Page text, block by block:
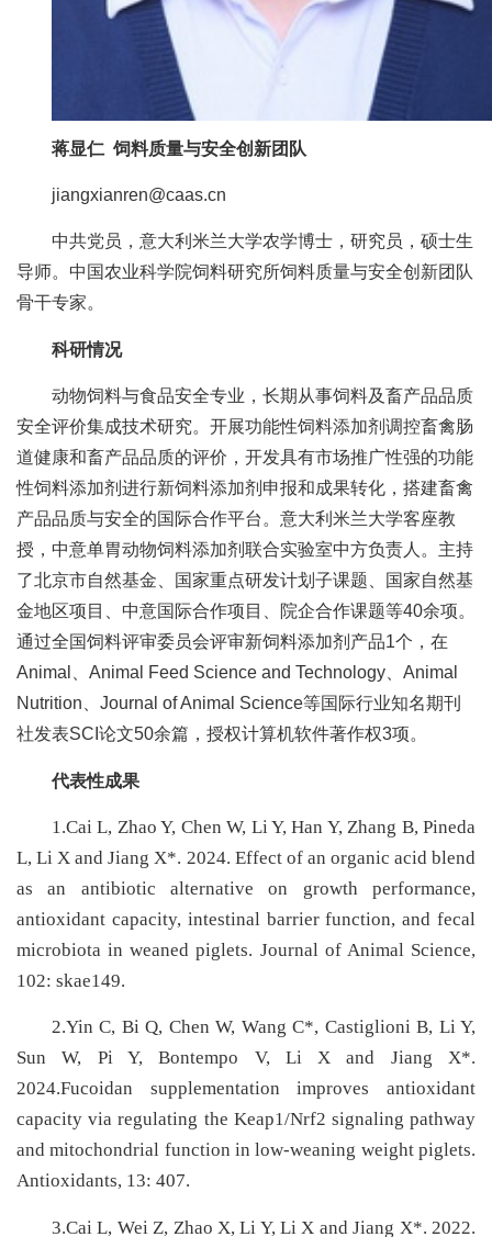
生
教
合
作
党
建
作
蒋显仁 饲料质量与安全创新团队
jiangxianren@caas.cn
中共党员，意大利米兰大学农学博士，研究员，硕士生
导师。中国农业科学院饲料研究所饲料质量与安全创新团队
骨干专家。
科研情况
动物饲料与食品安全专业，长期从事饲料及畜产品品质
安全评价集成技术研究。开展功能性饲料添加剂调控畜禽肠
道健康和畜产品品质的评价，开发具有市场推广性强的功能
性饲料添加剂进行新饲料添加剂申报和成果转化，搭建畜禽
产品品质与安全的国际合作平台。意大利米兰大学客座教
授，中意单胃动物饲料添加剂联合实验室中方负责人。主持
了北京市自然基金、国家重点研发计划子课题、国家自然基
金地区项目、中意国际合作项目、院企合作课题等40余项。
通过全国饲料评审委员会评审新饲料添加剂产品1个，在
Animal、Animal Feed Science and Technology、Animal
Nutrition、Journal of Animal Science等国际行业知名期刊
社发表SCI论文50余篇，授权计算机软件著作权3项。
代表性成果
1.Cai L, Zhao Y, Chen W, Li Y, Han Y, Zhang B, Pineda
L, Li X and Jiang X*. 2024. Effect of an organic acid blend
as an antibiotic alternative on growth performance,
antioxidant capacity, intestinal barrier function, and fecal
microbiota in weaned piglets. Journal of Animal Science,
102: skae149.
2.Yin C, Bi Q, Chen W, Wang C*, Castiglioni B, Li Y,
Sun W, Pi Y, Bontempo V, Li X and Jiang X*.
2024.Fucoidan supplementation improves antioxidant
capacity via regulating the Keap1/Nrf2 signaling pathway
and mitochondrial function in low-weaning weight piglets.
Antioxidants, 13: 407.
3.Cai L, Wei Z, Zhao X, Li Y, Li X and Jiang X*. 2022.